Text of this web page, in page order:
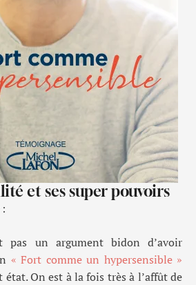
et ses super pouvoirs
pas un argument bidon d’avoir
« Fort comme un hypersensible »
état. On est à la fois très à l’affût de